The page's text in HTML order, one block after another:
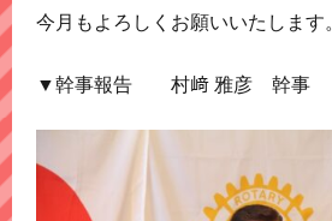
今月もよろしくお願いいたします。
▼幹事報告 村﨑 雅彦 幹事